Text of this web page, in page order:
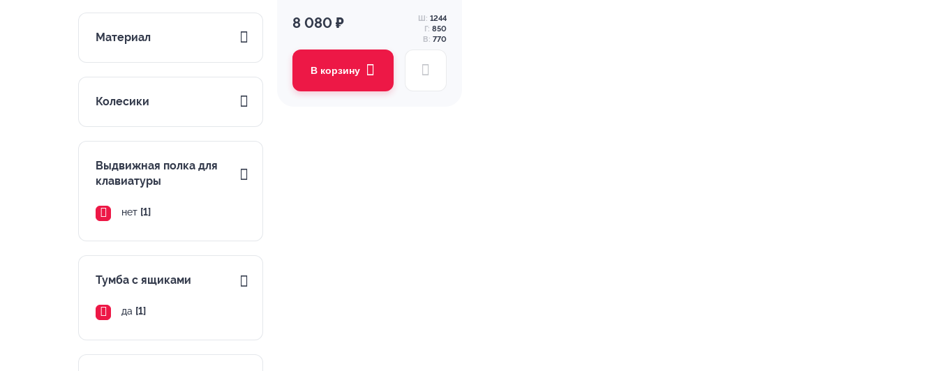
Материал
Колесики
Выдвижная полка для
клавиатуры
нет [1]
Тумба с ящиками
да [1]
8 080 ₽ Ш: 1244
Г: 850
В: 770
В корзину